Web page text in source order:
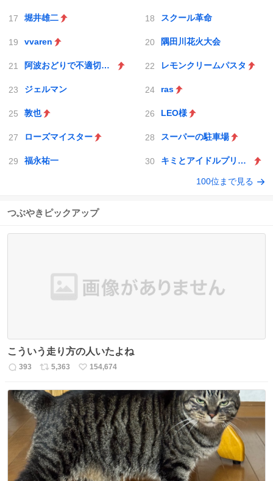
堀井雄二 スクール革命
vvaren 隅田川花火大会
阿波おどりで不適切な動画 レモンクリームパスタ
ジェルマン ras
敦也 LEO様
ローズマイスター スーパーの駐車場
福永祐一 キミとアイドルプリキュア♪
100位まで見る
つぶやきピックアップ
こういう走り方の人いたよね
返
数
393
リ
ス
ト
数
5,363
い
ね
数
154,674